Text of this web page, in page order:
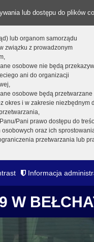
lub dostępu do plików
lub organom samorządu
związku z prowadzonym
osobowe nie będą
ani do organizacji
osobowe będą przetwarzane
okres i w zakresie niezbędnym
Pani prawo dostępu do
oraz ich
przetwarzania lub
Informacja
W